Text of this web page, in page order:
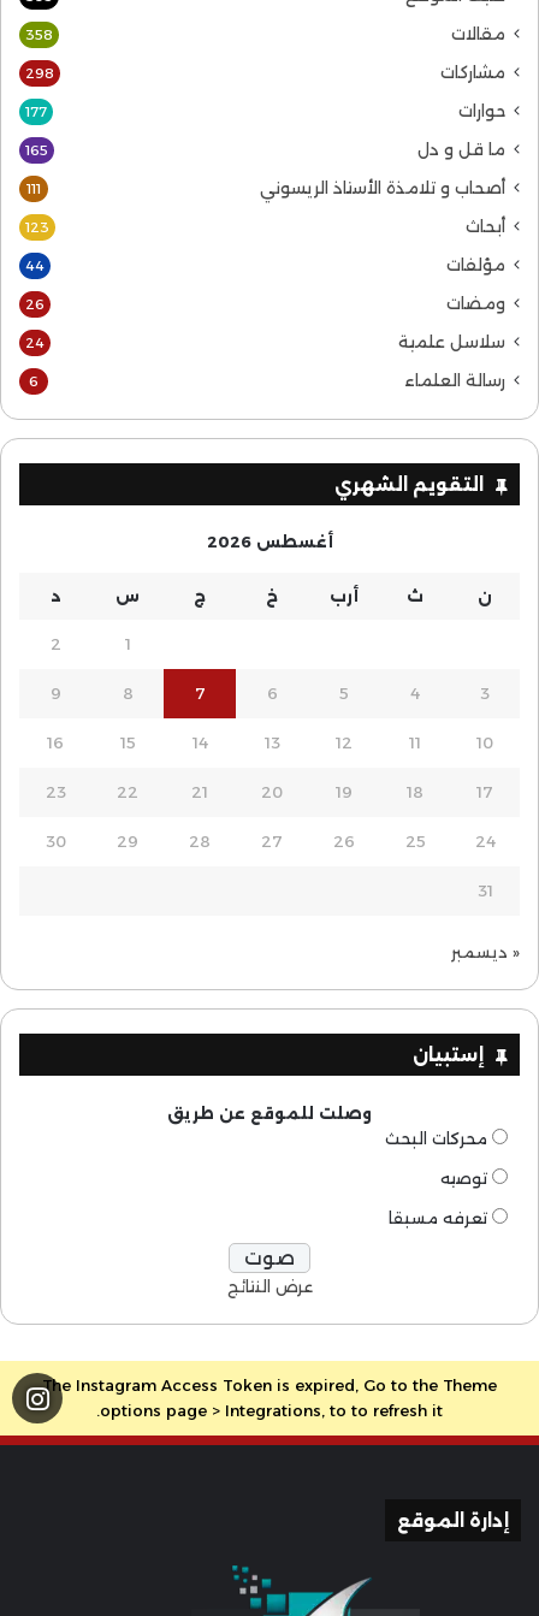
مقالات 358
مشاركات 298
حوارات 177
ما قل و دل 165
أصحاب و تلامذة الأستاذ الريسوني 111
أبحاث 123
مؤلفات 44
ومضات 26
سلاسل علمية 24
رسالة العلماء 6
التقويم الشهري
أغسطس 2026
ن ث أرب خ ج س د
1
2
3
4
5
6
7
8
9
10
11
12
13
14
15
16
17
18
19
20
21
22
23
24
25
26
27
28
29
30
31
« ديسمبر
إستبيان
وصلت للموقع عن طريق
محركات البحث
توصيه
تعرفه مسبقا
عرض النتائج
The Instagram Access Token is expired, Go to the Theme
options page > Integrations, to to refresh it.
إدارة الموقع